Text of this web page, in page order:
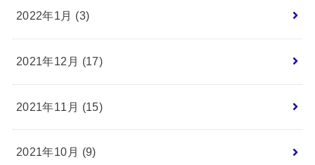
2022年1月 (3)
2021年12月 (17)
2021年11月 (15)
2021年10月 (9)